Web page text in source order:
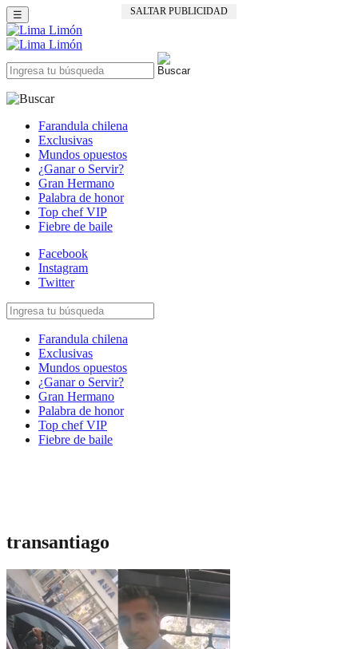
SALTAR PUBLICIDAD
☰
Farandula chilena
Exclusivas
Mundos opuestos
¿Ganar o Servir?
Gran Hermano
Palabra de honor
Top chef VIP
Fiebre de baile
Facebook
Instagram
Twitter
Farandula chilena
Exclusivas
Mundos opuestos
¿Ganar o Servir?
Gran Hermano
Palabra de honor
Top chef VIP
Fiebre de baile
transantiago